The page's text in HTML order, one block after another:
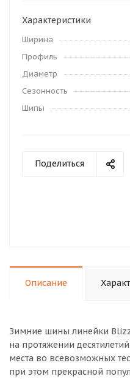
Характеристики
Ширина
Профиль
Диаметр
Сезонность
Шипы
Поделиться
Описание
Зимние шины линейки
на протяжении
места во всевозможных
при этом прекрасной